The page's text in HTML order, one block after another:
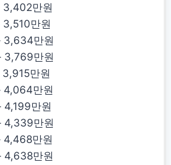
3,402만원
만원
3,634만원
3,769만원
만원
4,064만원
4,199만원
4,339만원
4,468만원
4,638만원